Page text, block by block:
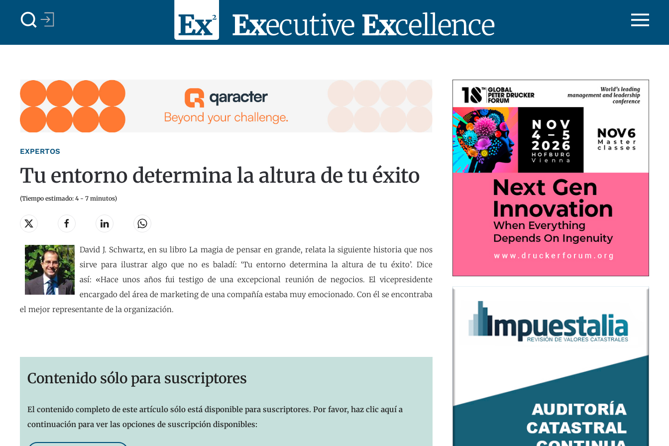
Skip to main content
EXPERTOS
Tu entorno determina la altura de tu éxito
(Tiempo estimado: 4 - 7 minutos)
David J. Schwartz, en su libro La magia de pensar en grande, relata la siguiente historia que nos
sirve para ilustrar algo que no es baladí: ‘Tu entorno determina la altura de tu éxito’. Dice
así: «Hace unos años fui testigo de una excepcional reunión de negocios. El vicepresidente
encargado del área de marketing de una compañía estaba muy emocionado. Con él se encontraba
el mejor representante de la organización.
Contenido sólo para suscriptores
El contenido completo de este artículo sólo está disponible para suscriptores. Por favor, haz clic aquí a
continuación para ver las opciones de suscripción disponibles: